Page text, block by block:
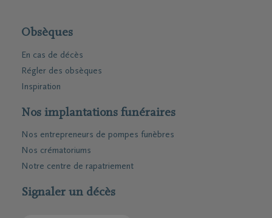
Obsèques
En cas de décès
Régler des obsèques
Inspiration
Nos implantations funéraires
Nos entrepreneurs de pompes funèbres
Nos crématoriums
Notre centre de rapatriement
Signaler un décès